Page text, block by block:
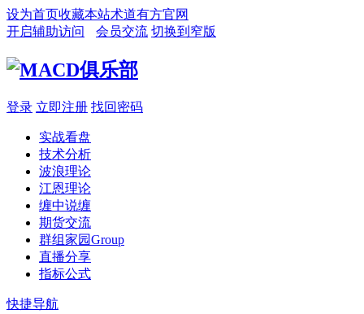
设为首页收藏本站术道有方官网
开启辅助访问
会员交流 切换到窄版
登录 立即注册 找回密码
实战看盘
技术分析
波浪理论
江恩理论
缠中说缠
期货交流
群组家园Group
直播分享
指标公式
快捷导航